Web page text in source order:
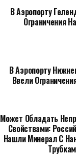
В Аэропорту
Ограничения
В Аэропорту
Ввели
Может Обладать
Свойствами:
Нашли Минерал С